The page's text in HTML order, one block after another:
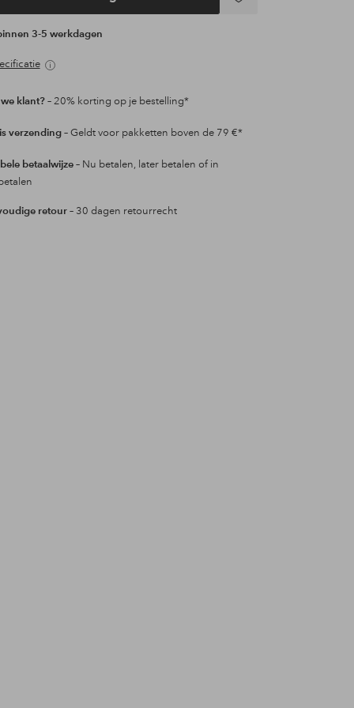
Toevoegen
3-5 werkdagen
klant?– 20% korting op je bestelling*
verzending– Geldt voor pakketten boven de 79 €*
betaalwijze– Nu betalen, later betalen of in
retour– 30 dagen retourrecht